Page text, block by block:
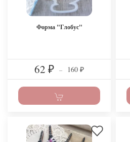
Форма "Глобус"
62 ₽ – 160 ₽